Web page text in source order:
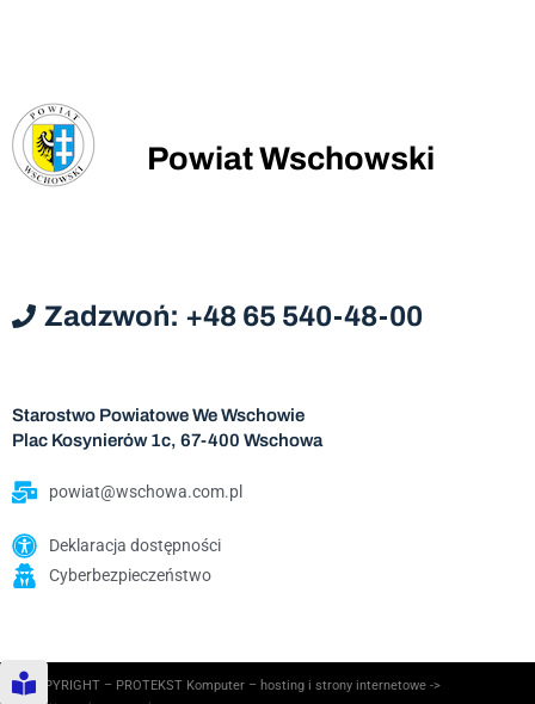
Powiat Wschowski
Zadzwoń: +48 65 540-48-00
Starostwo Powiatowe We Wschowie
Plac Kosynierów 1c, 67-400 Wschowa
powiat@wschowa.com.pl
Deklaracja dostępności
Cyberbezpieczeństwo
© COPYRIGHT – PROTEKST Komputer – hosting i strony internetowe ->